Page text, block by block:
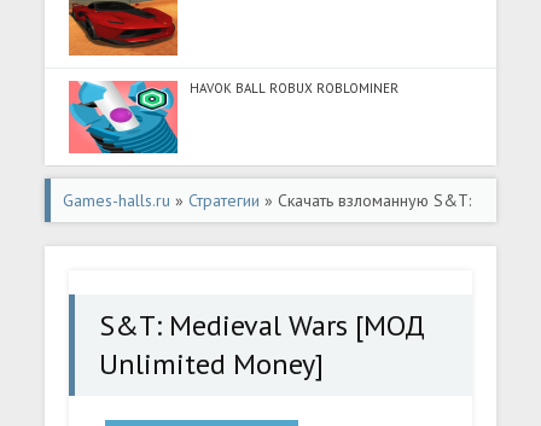
HAVOK BALL ROBUX ROBLOMINER
Games-halls.ru » Стратегии » Скачать взломанную S&T:
Medieval Wars [МОД Unlimited Money] - полная версия
S&T: Medieval Wars [МОД
Unlimited Money]